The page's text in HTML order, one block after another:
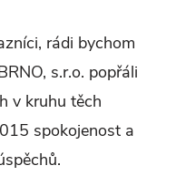
rádi bychom
s.r.o. popřáli
v kruhu těch
spokojenost a